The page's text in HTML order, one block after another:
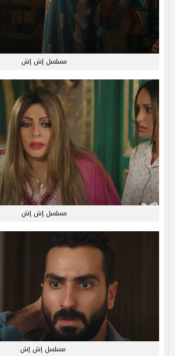
مسلسل إش إش
مسلسل إش إش
مسلسل إش إش